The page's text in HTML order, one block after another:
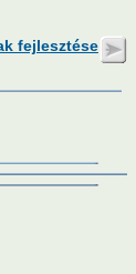
fejlesztése